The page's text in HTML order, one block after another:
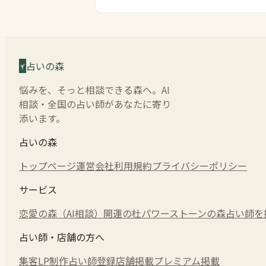
占いの森
悩みを、そっと相談できる森へ。AI
相談・全国の占い師があなたに寄り
添います。
占いの森
トップページ運営会社利用規約プライバシーポリシー
サービス
恋愛の森（AI相談） 開運の杜パワーストーンの森占い師
占い師・店舗の方へ
集客LP制作占い師登録店舗掲載プレミアム掲載